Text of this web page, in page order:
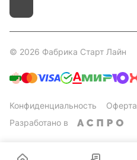
© 2026 Фабрика Старт Лайн
Конфиденциальность
Оферта
Разработано в